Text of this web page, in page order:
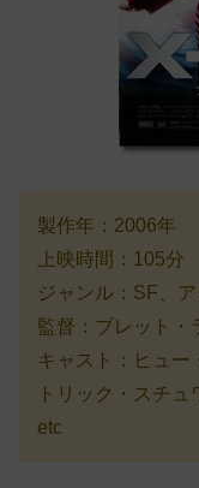
製作年：2006年
上映時間：105分
ジャンル：SF、
監督：ブレット・
キャスト：ヒュー
トリック・スチ
etc